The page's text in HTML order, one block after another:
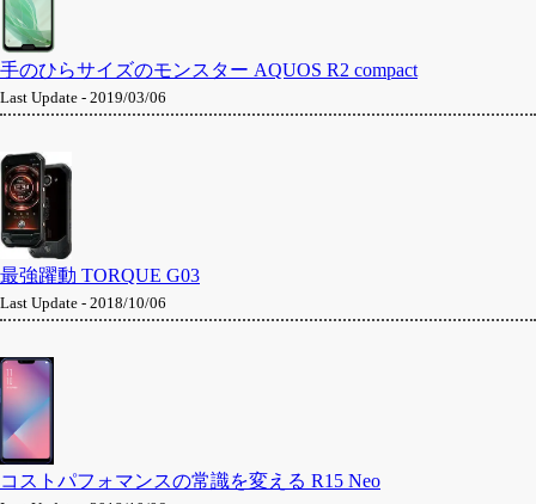
手のひらサイズのモンスター AQUOS R2 compact
Last Update - 2019/03/06
最強躍動 TORQUE G03
Last Update - 2018/10/06
コストパフォマンスの常識を変える R15 Neo